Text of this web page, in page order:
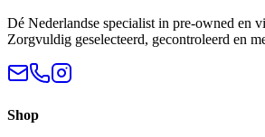
Dé Nederlandse specialist in pre-owned en
Zorgvuldig geselecteerd, gecontroleerd en
Shop